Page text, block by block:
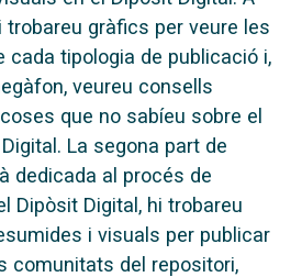
trobareu gràfics per veure les
cada tipologia de publicació i,
veureu consells
que no sabíeu sobre el
La segona part de
dedicada al procés de
Dipòsit Digital, hi trobareu
i visuals per publicar
comunitats del repositori,